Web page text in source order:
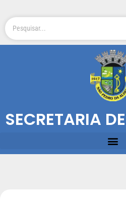
SECRETARIA